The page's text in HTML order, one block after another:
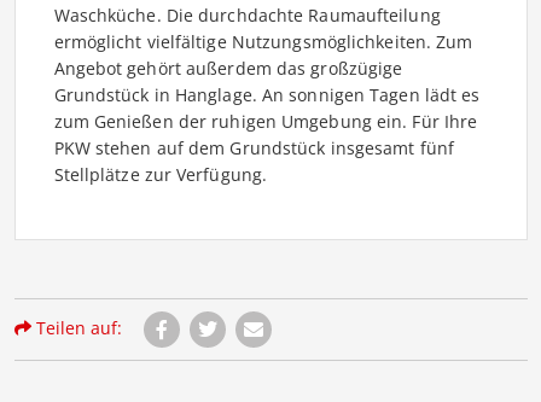
Waschküche. Die durchdachte Raumaufteilung
ermöglicht vielfältige Nutzungsmöglichkeiten. Zum
Angebot gehört außerdem das großzügige
Grundstück in Hanglage. An sonnigen Tagen lädt es
zum Genießen der ruhigen Umgebung ein. Für Ihre
PKW stehen auf dem Grundstück insgesamt fünf
Stellplätze zur Verfügung.
Teilen auf: